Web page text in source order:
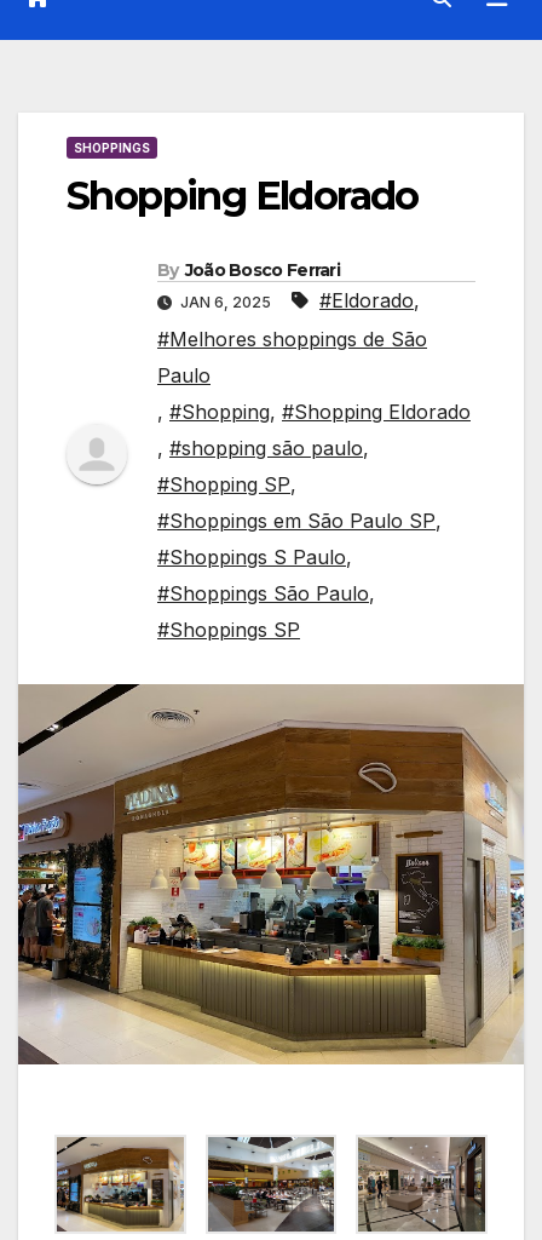
SHOPPINGS
Shopping Eldorado
By João Bosco Ferrari
JAN 6, 2025 #Eldorado,
#Melhores shoppings de São
Paulo
, #Shopping, #Shopping Eldorado
, #shopping são paulo,
#Shopping SP,
#Shoppings em São Paulo SP,
#Shoppings S Paulo,
#Shoppings São Paulo,
#Shoppings SP